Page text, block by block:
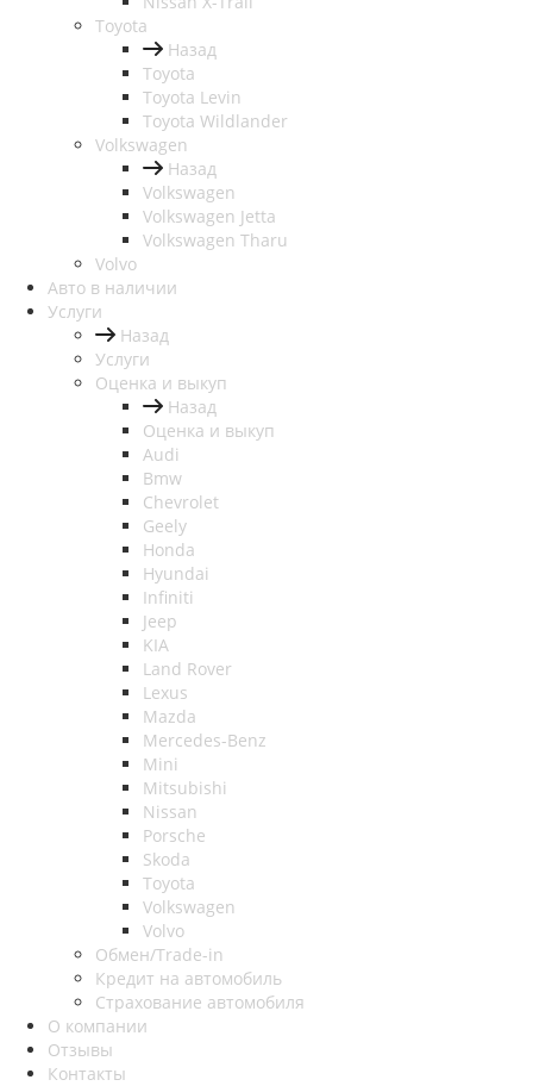
Toyota
Назад
Toyota
Toyota Levin
Toyota Wildlander
Volkswagen
Назад
Volkswagen
Volkswagen Jetta
Volkswagen Tharu
Volvo
Авто в наличии
Услуги
Назад
Услуги
Оценка и выкуп
Назад
Оценка и выкуп
Audi
Bmw
Chevrolet
Geely
Honda
Hyundai
Infiniti
Jeep
KIA
Land Rover
Lexus
Mazda
Mercedes-Benz
Mini
Mitsubishi
Nissan
Porsche
Skoda
Toyota
Volkswagen
Volvo
Обмен/Trade-in
Кредит на автомобиль
Страхование автомобиля
О компании
Отзывы
Контакты